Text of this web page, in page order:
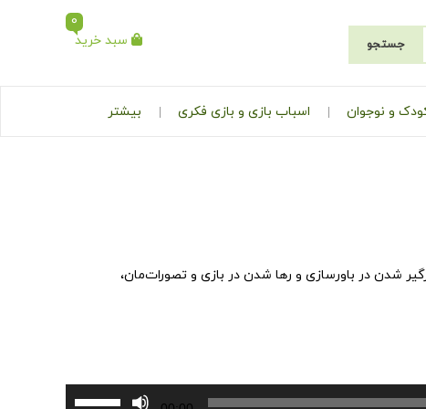
جستجو سبد خرید
0
و نوجوان اسباب بازی و بازی فکری بیشتر
شدن در باورسازی و رها شدن در بازی و تصورات‌مان،